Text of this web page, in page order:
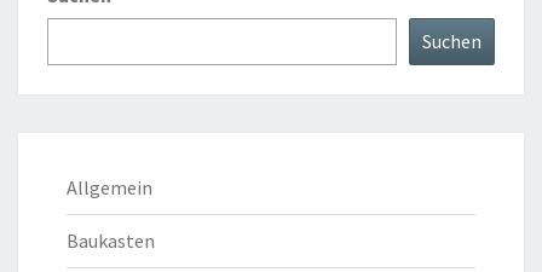
Suchen
Allgemein
Baukasten